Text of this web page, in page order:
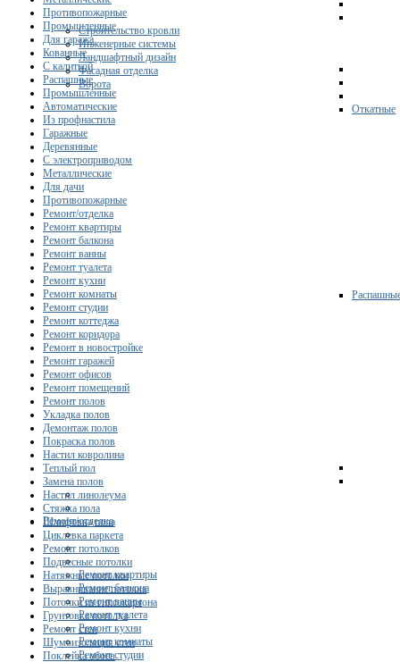
Строительство кровли
Инженерные системы
Ландшафтный дизайн
Фасадная отделка
Ворота
Откатные
Ремонт/отделка
Ремонт квартиры
Ремонт балкона
Ремонт ванны
Ремонт туалета
Ремонт кухни
Ремонт комнаты
Ремонт студии
Противопожарные
Промышленные
Для гаража
Кованные
С калиткой
Распашные
Промышленные
Автоматические
Из профнастила
Гаражные
Деревянные
С электроприводом
Металлические
Для дачи
Противопожарные
Ремонт/отделка
Ремонт квартиры
Ремонт балкона
Ремонт ванны
Ремонт туалета
Ремонт кухни
Ремонт комнаты
Ремонт студии
Ремонт коттеджа
Ремонт коридора
Ремонт в новостройке
Ремонт гаражей
Ремонт офисов
Ремонт помещений
Ремонт полов
Укладка полов
Демонтаж полов
Покраска полов
Настил ковролина
Теплый пол
Замена полов
Настил линолеума
Стяжка пола
Шлифовка пола
Циклевка паркета
Ремонт потолков
Подвесные потолки
Натяжные потолки
Выравнивание потолка
Потолки из гипсокартона
Грунтовка потолка
Ремонт стен
Шумоизоляция стен
Поклейка обоев